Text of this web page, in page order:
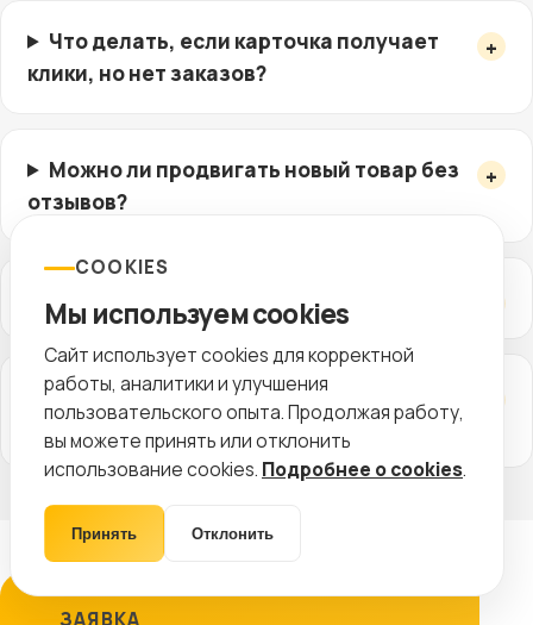
Что делать, если карточка получает
клики, но нет заказов?
Можно ли продвигать новый товар без
отзывов?
Как часто нужно обновлять карточки?
Чем сайт помогает продажам на
маркетплейсах?
COOKIES
Мы используем cookies
Сайт использует cookies для корректной
работы, аналитики и улучшения
пользовательского опыта. Продолжая работу,
вы можете принять или отклонить
использование cookies. Подробнее о cookies.
Принять Отклонить